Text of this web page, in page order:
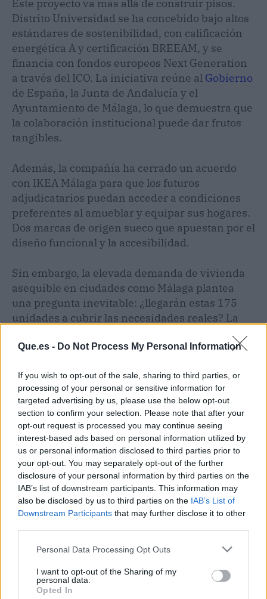
Que.es - Do Not Process My Personal Information
If you wish to opt-out of the sale, sharing to third parties, or
processing of your personal or sensitive information for
targeted advertising by us, please use the below opt-out
section to confirm your selection. Please note that after your
opt-out request is processed you may continue seeing
interest-based ads based on personal information utilized by
us or personal information disclosed to third parties prior to
your opt-out. You may separately opt-out of the further
disclosure of your personal information by third parties on the
IAB’s list of downstream participants. This information may
also be disclosed by us to third parties on the IAB’s List of
Downstream Participants that may further disclose it to other
Personal Data Processing Opt Outs
I want to opt-out of the Sharing of my
personal data.
Opted In
Este proyecto va más allá de construir pisos.
Distrito Universidad se ha concebido bajo altos
estándares de sostenibilidad, con calificación
energética A y certificación BREEAM, y se
financia con fondos europeos Next Generation
a través del ICO. La iniciativa reúne al Gobierno
de España, la Junta de Andalucía y el
Ayuntamiento de Málaga, lo que demuestra que
la colaboración institucional puede dar frutos
tangibles.
Además, la compañía ha cerrado un acuerdo
con IKEA Málaga para que los futuros
adjudicatarios puedan acceder a condiciones
preferentes al amueblar y equipar sus hogares.
Dos marcas de origen sueco que apuestan por el
diseño funcional y la accesibilidad.
Sin embargo, la elevada demanda de vivienda
asequible en ciudades como Málaga plantea
una pregunta inevitable: ¿llegarán estas 175
unidades a cubrir las necesidades reales? La
experiencia de fases anteriores indica que el
interés suele superar con mucho la oferta. Así
informes cuanto antes.
Publicidad